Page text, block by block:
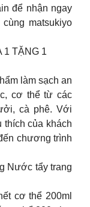
để nhận ngay
matsukiyo
1 TẶNG 1
làm sạch an
cơ thể từ các
cà phê. Với
thích của khách
chương trình
Nước tẩy trang
cơ thể 200ml